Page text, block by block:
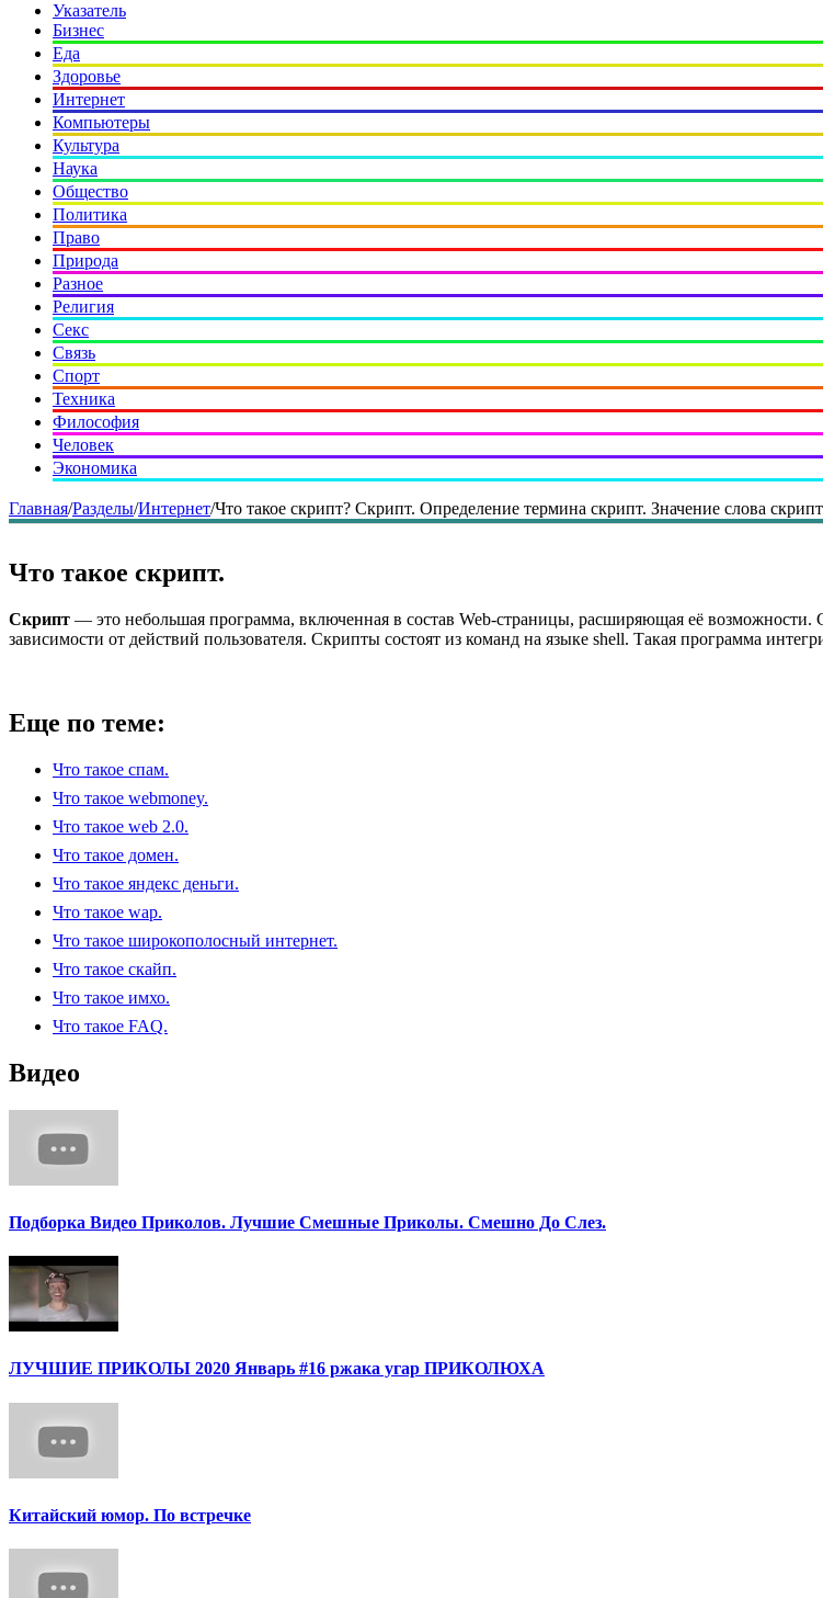
Указатель
Бизнес
Еда
Здоровье
Интернет
Компьютеры
Культура
Наука
Общество
Политика
Право
Природа
Разное
Религия
Секс
Связь
Спорт
Техника
Философия
Человек
Экономика
Главная/Разделы/Интернет/Что такое скрипт? Скрипт. Определение термина скрипт. Значение слова
Что такое скрипт.
Скрипт — это небольшая программа, включенная в состав Web-страницы, расширяющая её
зависимости от действий пользователя. Скрипты состоят из команд на языке shell. Такая программа
Еще по теме:
Что такое спам.
Что такое webmoney.
Что такое web 2.0.
Что такое домен.
Что такое яндекс деньги.
Что такое wap.
Что такое широкополосный интернет.
Что такое скайп.
Что такое имхо.
Что такое FAQ.
Видео
Подборка Видео Приколов. Лучшие Смешные Приколы. Смешно До Слез.
ЛУЧШИЕ ПРИКОЛЫ 2020 Январь #16 ржака угар ПРИКОЛЮХА
Китайский юмор. По встречке